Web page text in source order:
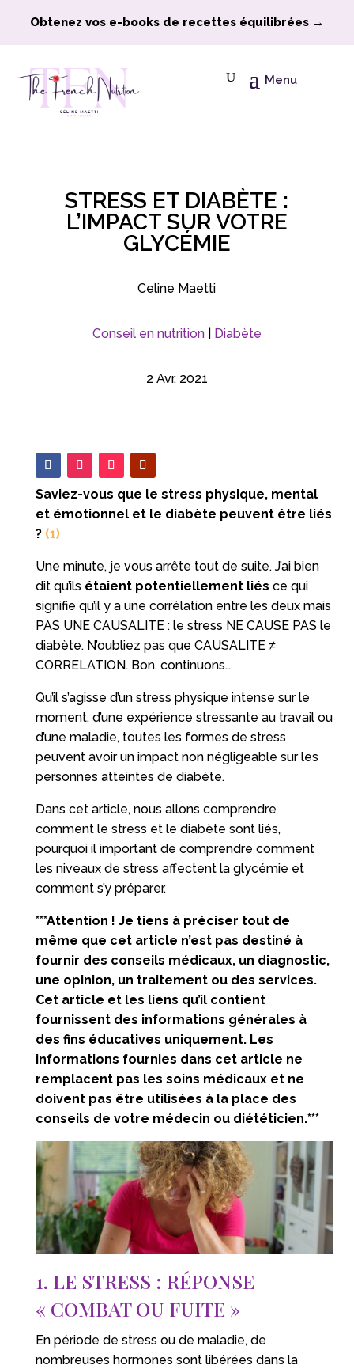
Obtenez vos e-books de recettes équilibrées →
Menu
STRESS ET DIABÈTE :
L’IMPACT SUR VOTRE
GLYCÉMIE
Celine Maetti
Conseil en nutrition| Diabète
2 Avr, 2021
Saviez-vous que le stress physique, mental
et émotionnel et le diabète peuvent être liés
? (1)
Une minute, je vous arrête tout de suite. J’ai bien
dit qu’ils étaient potentiellement liés ce qui
signifie qu’il y a une corrélation entre les deux mais
PAS UNE CAUSALITE : le stress NE CAUSE PAS le
diabète. N’oubliez pas que CAUSALITE ≠
CORRELATION. Bon, continuons…
Qu’il s’agisse d’un stress physique intense sur le
moment, d’une expérience stressante au travail ou
d’une maladie, toutes les formes de stress
peuvent avoir un impact non négligeable sur les
personnes atteintes de diabète.
Dans cet article, nous allons comprendre
comment le stress et le diabète sont liés,
pourquoi il important de comprendre comment
les niveaux de stress affectent la glycémie et
comment s’y préparer.
***Attention ! Je tiens à préciser tout de
même que cet article n’est pas destiné à
fournir des conseils médicaux, un diagnostic,
une opinion, un traitement ou des services.
Cet article et les liens qu’il contient
fournissent des informations générales à
des fins éducatives uniquement. Les
informations fournies dans cet article ne
remplacent pas les soins médicaux et ne
doivent pas être utilisées à la place des
conseils de votre médecin ou diététicien.***
1. LE STRESS : RÉPONSE
« COMBAT OU FUITE »
En période de stress ou de maladie, de
nombreuses hormones sont libérées dans la